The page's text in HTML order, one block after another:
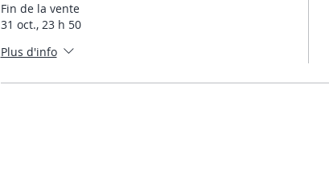
Fin de la vente
31 oct., 23 h 50
Plus d'info